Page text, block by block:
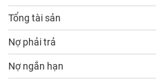
Tổng tài sản
Nợ phải trả
Nợ ngắn hạn
Công
cụ
đầu